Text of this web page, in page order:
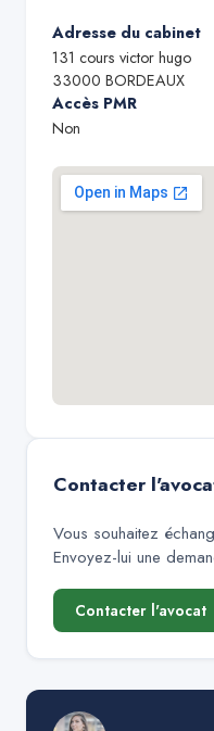
Adresse du cabinet
131 cours victor hugo
33000 BORDEAUX
Accès PMR
Non
Contacter
Vous souhaitez
Envoyez-lui une
Contacter l'avocat